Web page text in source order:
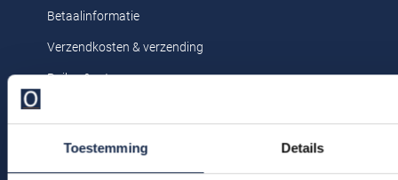
Toestemming Details
Profuomo
R2
Tommy Hilfiger
Schiesser
Betaalinformatie
Verzendkosten & verzending
Ruilen & retourneren
Veelgestelde vragen
Kledingonderhoud